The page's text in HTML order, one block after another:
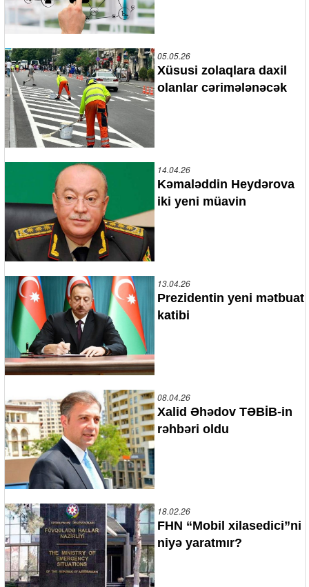
05.05.26
Xüsusi zolaqlara daxil
olanlar cərimələnəcək
14.04.26
Kəmaləddin Heydərova
iki yeni müavin
13.04.26
Prezidentin yeni mətbuat
katibi
08.04.26
Xalid Əhədov TƏBİB-in
rəhbəri oldu
18.02.26
FHN “Mobil xilasedici”ni
niyə yaratmır?